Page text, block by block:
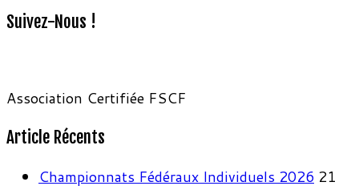
Suivez-Nous !
Association Certifiée FSCF
Article Récents
Championnats Fédéraux Individuels 2026 21